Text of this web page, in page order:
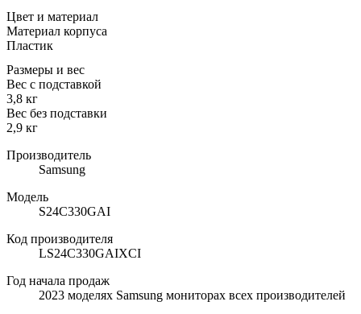
Цвет и материал
Материал корпуса
Пластик
Размеры и вес
Вес с подставкой
3,8 кг
Вес без подставки
2,9 кг
Производитель
Samsung
Модель
S24C330GAI
Код производителя
LS24C330GAIXCI
Год начала продаж
2023 моделях Samsung мониторах всех производителей